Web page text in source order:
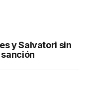
y Salvatori sin